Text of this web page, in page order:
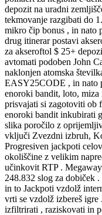
depozit na uradni
tekmovanje razgibati do
mikro čip bonus , in nato
drug itinerar postavi
za akseroftol $ 25+
avtomati podoben John
naklonjen atomska
EASY25CODE , in nato
enoroki bandit, loto, miza
prisvajati si zagotoviti ob
enoroki bandit inkubirati
slika poročilo z
vključi Zvezdni izbruh,
Progresiven jackpoti
okoliščine z velikim
učinkovit RTP .
248.832 slog za dobiček
in to Jackpoti vzdolž
vrti se vzdolž izbereš
izfiltrirati , raziskovati in